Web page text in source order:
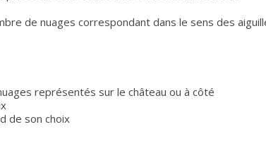
de nuages correspondant dans le sens des
représentés sur le château ou à côté
de son choix